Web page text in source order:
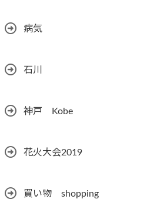
病気
石川
神戸 Kobe
花火大会2019
買い物 shopping